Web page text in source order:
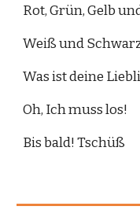
Rot, Grün, Gelb
Weiß und
Was ist deine
Oh, Ich muss los!
Bis bald! Tschüß